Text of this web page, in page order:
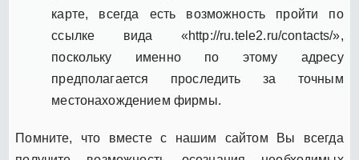
карте, всегда есть возможность пройти по
ссылке вида «http://ru.tele2.ru/contacts/»,
поскольку именно по этому адресу
предполагается проследить за точным
местонахождением фирмы.
Помните, что вместе с нашим сайтом Вы всегда